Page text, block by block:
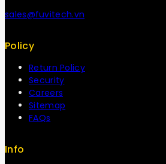
sales@fuvitech.vn
Policy
Return Policy
Security
Careers
Sitemap
FAQs
Info